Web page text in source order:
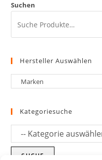
Suchen
Hersteller Auswählen
Kategoriesuche
SUCHE